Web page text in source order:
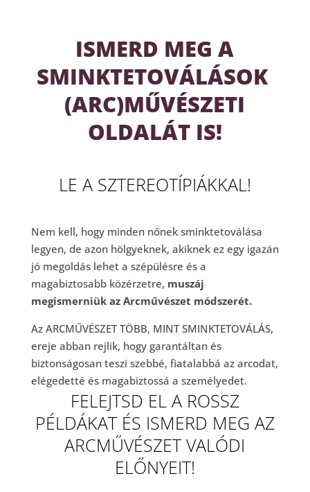
ISMERD MEG A
SMINKTETOVÁLÁSOK
(ARC)MŰVÉSZETI
OLDALÁT IS!
LE A SZTEREOTÍPIÁKKAL!
Nem kell, hogy minden nőnek sminktetoválása
legyen, de azon hölgyeknek, akiknek ez egy igazán
jó megoldás lehet a szépülésre és a
magabiztosabb közérzetre, muszáj
megismerniük az Arcművészet módszerét.
Az ARCMŰVÉSZET TÖBB, MINT SMINKTETOVÁLÁS,
ereje abban rejlik, hogy garantáltan és
biztonságosan teszi szebbé, fiatalabbá az arcodat,
elégedetté és magabiztossá a személyedet.
FELEJTSD EL A ROSSZ
PÉLDÁKAT ÉS ISMERD MEG AZ
ARCMŰVÉSZET VALÓDI
ELŐNYEIT!